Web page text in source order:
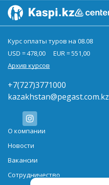
Курс оплаты туров на 08.08
USD = 478,00
EUR = 551,00
Архив курсов
+7(727)3771000
kazakhstan@pegast.com.kz
О компании
Новости
Вакансии
Сотрудничество